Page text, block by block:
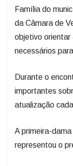
Família do
da Câmara de
objetivo orientar
necessários
Durante o
importantes
atualização
A primeira-
representou o